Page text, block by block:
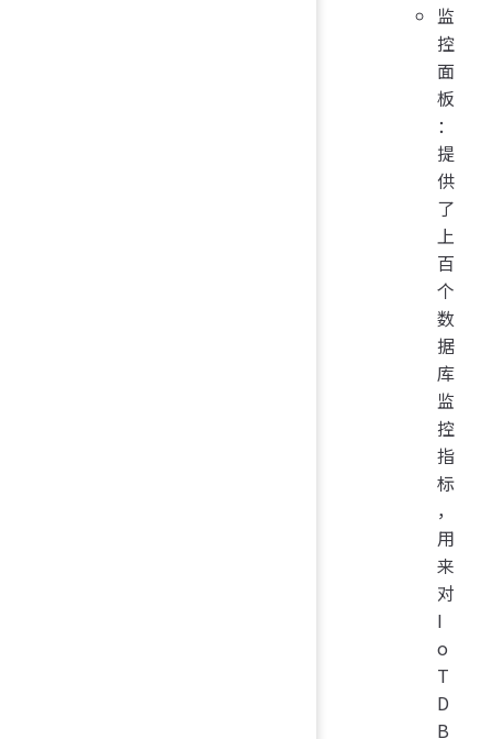
监
控
面
板
：
提
供
了
上
百
个
数
据
库
监
控
指
标
，
用
来
对
I
o
T
D
B